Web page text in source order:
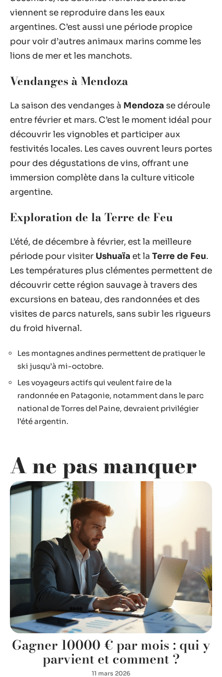
viennent se reproduire dans les eaux
argentines. C’est aussi une période propice
pour voir d’autres animaux marins comme les
lions de mer et les manchots.
Vendanges à Mendoza
La saison des vendanges à Mendoza se déroule
entre février et mars. C’est le moment idéal pour
découvrir les vignobles et participer aux
festivités locales. Les caves ouvrent leurs portes
pour des dégustations de vins, offrant une
immersion complète dans la culture viticole
argentine.
Exploration de la Terre de Feu
L’été, de décembre à février, est la meilleure
période pour visiter Ushuaïa et la Terre de Feu.
Les températures plus clémentes permettent de
découvrir cette région sauvage à travers des
excursions en bateau, des randonnées et des
visites de parcs naturels, sans subir les rigueurs
du froid hivernal.
Les montagnes andines permettent de pratiquer le
ski jusqu’à mi-octobre.
Les voyageurs actifs qui veulent faire de la
randonnée en Patagonie, notamment dans le parc
national de Torres del Paine, devraient privilégier
l’été argentin.
A ne pas manquer
Gagner 10000 € par mois : qui y
parvient et comment ?
11 mars 2026